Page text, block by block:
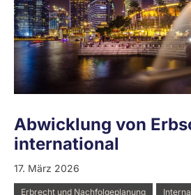
Abwicklung von
international
17. März 2026
Erbrecht und Nachfolgeplanung